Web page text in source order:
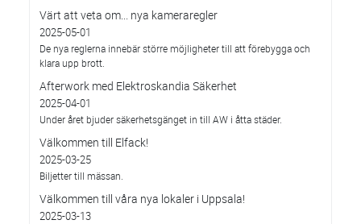
Värt att veta om... nya kameraregler
2025-05-01
De nya reglerna innebär större möjligheter till att förebygga och
klara upp brott.
Afterwork med Elektroskandia Säkerhet
2025-04-01
Under året bjuder säkerhetsgänget in till AW i åtta städer.
Välkommen till Elfack!
2025-03-25
Biljetter till mässan.
Välkommen till våra nya lokaler i Uppsala!
2025-03-13